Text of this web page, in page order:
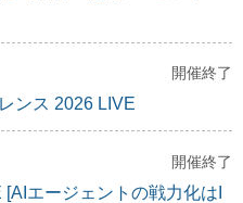
開催終了
ンス 2026 LIVE
開催終了
エージェントの戦力化はI